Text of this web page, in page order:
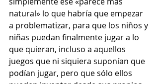
natural» lo que habría que empezar
a problematizar, para que los niños y
niñas puedan finalmente jugar a lo
que quieran, incluso a aquellos
juegos que ni siquiera suponían que
podían jugar, pero que sólo ellos